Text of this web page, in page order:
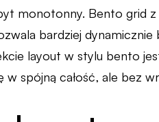
monotonny. Bento grid
bardziej
layout w stylu bento
w spójną całość, ale bez